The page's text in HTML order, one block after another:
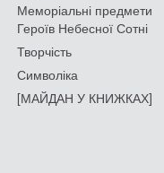
Меморіальні предмети
Героїв Небесної Сотні
Творчість
Символіка
[МАЙДАН У КНИЖКАХ]